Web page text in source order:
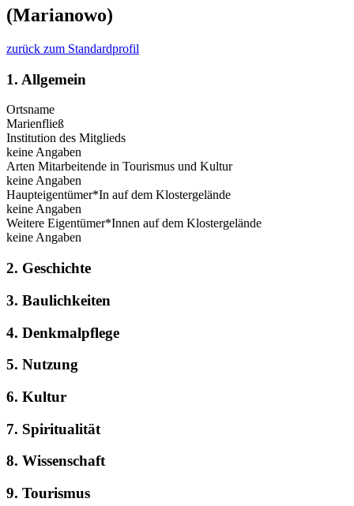
(Marianowo)
zurück zum Standardprofil
1. Allgemein
Ortsname
Marienfließ
Institution des Mitglieds
keine Angaben
Arten Mitarbeitende in Tourismus und Kultur
keine Angaben
Haupteigentümer*In auf dem Klostergelände
keine Angaben
Weitere Eigentümer*Innen auf dem Klostergelände
keine Angaben
2. Geschichte
3. Baulichkeiten
4. Denkmalpflege
5. Nutzung
6. Kultur
7. Spiritualität
8. Wissenschaft
9. Tourismus